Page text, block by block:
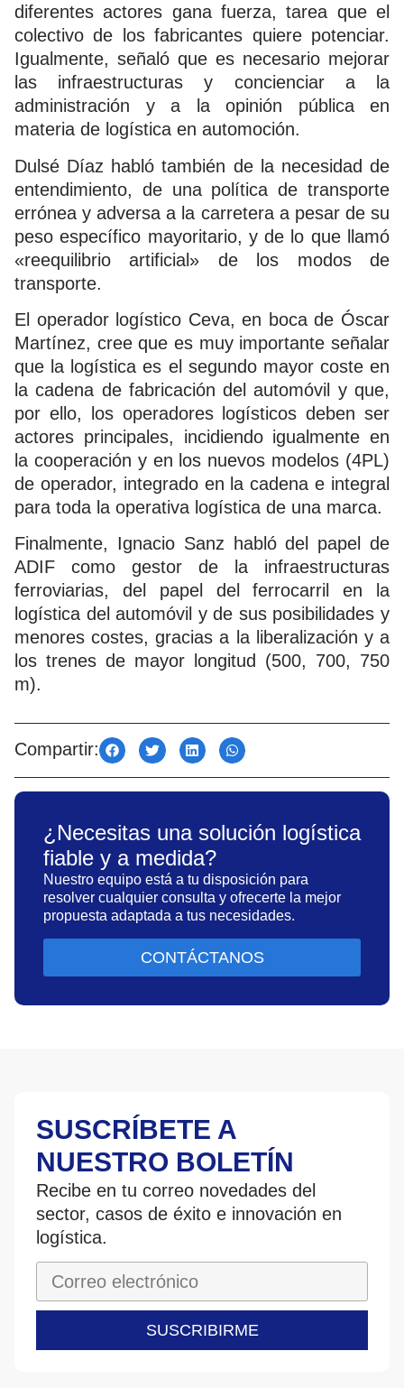
diferentes actores gana fuerza, tarea que el
colectivo de los fabricantes quiere potenciar.
Igualmente, señaló que es necesario mejorar
las infraestructuras y concienciar a la
administración y a la opinión pública en
materia de logística en automoción.
Dulsé Díaz habló también de la necesidad de
entendimiento, de una política de transporte
errónea y adversa a la carretera a pesar de su
peso específico mayoritario, y de lo que llamó
«reequilibrio artificial» de los modos de
transporte.
El operador logístico Ceva, en boca de Óscar
Martínez, cree que es muy importante señalar
que la logística es el segundo mayor coste en
la cadena de fabricación del automóvil y que,
por ello, los operadores logísticos deben ser
actores principales, incidiendo igualmente en
la cooperación y en los nuevos modelos (4PL)
de operador, integrado en la cadena e integral
para toda la operativa logística de una marca.
Finalmente, Ignacio Sanz habló del papel de
ADIF como gestor de la infraestructuras
ferroviarias, del papel del ferrocarril en la
logística del automóvil y de sus posibilidades y
menores costes, gracias a la liberalización y a
los trenes de mayor longitud (500, 700, 750
m).
Compartir:
¿Necesitas una solución logística
fiable y a medida?
Nuestro equipo está a tu disposición para
resolver cualquier consulta y ofrecerte la mejor
propuesta adaptada a tus necesidades.
CONTÁCTANOS
SUSCRÍBETE A
NUESTRO BOLETÍN
Recibe en tu correo novedades del
sector, casos de éxito e innovación en
logística.
SUSCRIBIRME